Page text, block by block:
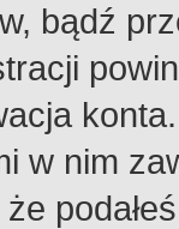
bądź
w nim